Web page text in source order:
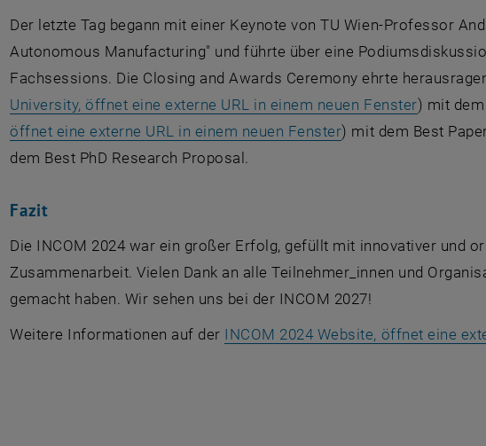
Der letzte Tag begann mit einer Keynote von TU Wien-Professor
Autonomous Manufacturing" und führte über eine
Fachsessions. Die Closing and Awards Ceremony ehrte
University, öffnet eine externe URL in einem neuen Fenster, öffnet
) mit
öffnet eine externe URL in einem neuen Fenster, öffnet eine externe
) mit dem Best
dem Best PhD Research Proposal.
Fazit
Die INCOM 2024 war ein großer Erfolg, gefüllt mit innovativer und
Zusammenarbeit. Vielen Dank an alle Teilnehmer_innen und
gemacht haben. Wir sehen uns bei der INCOM 2027!
Weitere Informationen auf der INCOM 2024 Website, öffnet eine